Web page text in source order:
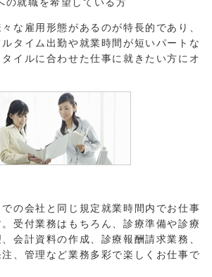
な雇用形態があるのが特長的であり、
タイム出勤や就業時間が短いパートな
イルに合わせた仕事に就きたい方にオ
の会社と同じ規定就業時間内でお仕事
受付業務はもちろん、診療準備や診療
会計資料の作成、診療報酬請求業務、
、管理など業務多彩で楽しくお仕事で